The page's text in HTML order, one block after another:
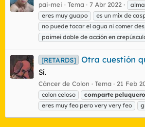
pai-mei Tema 7 Abr 2022
eres muy guapo
es un mix de
no puede tocar el agua ni comer
paimei doble de acción en
[RETARDS] Otra cuestión
Sí.
Cáncer de Colon Tema 21 Feb
colon celoso
comparte peluquero
eres muy feo pero very very feo